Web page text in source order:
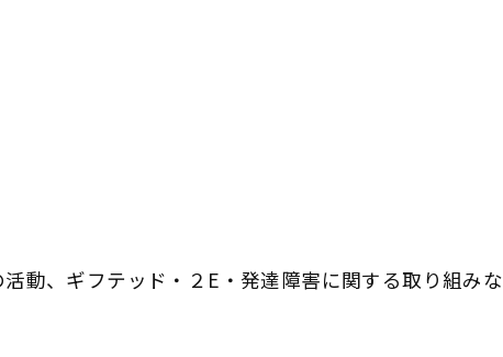
動、ギフテッド・２E・発達障害に関する取り組みな